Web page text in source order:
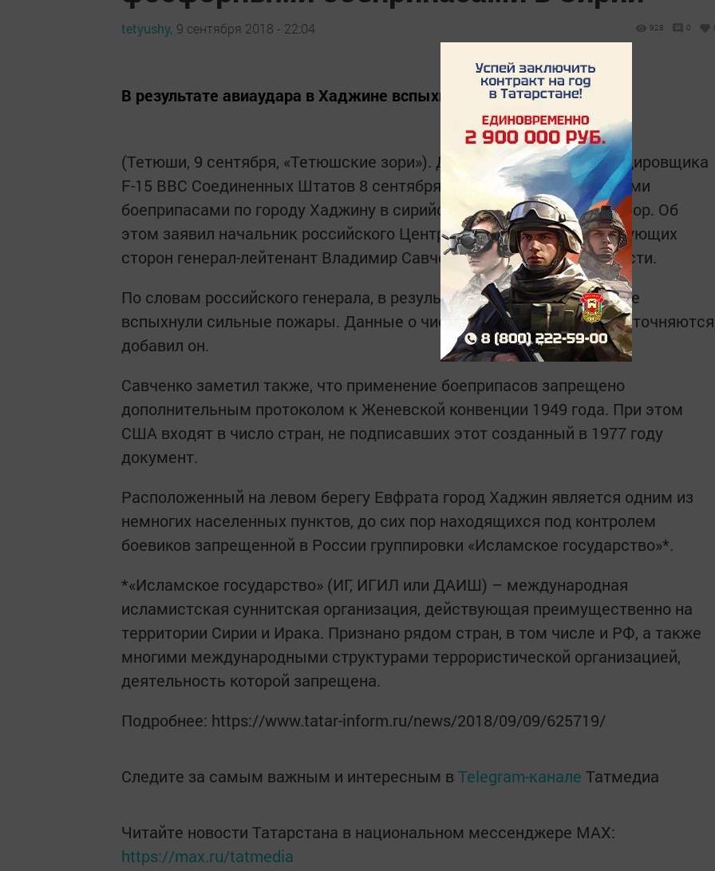
tetyushy, 9 сентября 2018 - 22:04 928 0
В результате авиаудара в Хаджине вспыхнули сильные пожары.
(Тетюши, 9 сентября, «Тетюшские зори»). Два истребителя-бомбардировщика
F-15 ВВС Соединенных Штатов 8 сентября нанесли удар фосфорными
боеприпасами по городу Хаджину в сирийской провинции Дейр-эз-Зор. Об
этом заявил начальник российского Центра по примирению враждующих
сторон генерал-лейтенант Владимир Савченко, передает РИА Новости.
По словам российского генерала, в результате авиаудара в Хаджине
вспыхнули сильные пожары. Данные о числе погибших и раненых
добавил он.
Савченко заметил также, что применение боеприпасов запрещено
дополнительным протоколом к Женевской конвенции 1949 года. При этом
США входят в число стран, не подписавших этот созданный в 1977 году
документ.
Расположенный на левом берегу Евфрата город Хаджин является одним из
немногих населенных пунктов, до сих пор находящихся под контролем
боевиков запрещенной в России группировки «Исламское государство»*.
*«Исламское государство» (ИГ, ИГИЛ или ДАИШ) – международная
исламистская суннитская организация, действующая преимущественно на
территории Сирии и Ирака. Признано рядом стран, в том числе и РФ, а также
многими международными структурами террористической организацией,
деятельность которой запрещена.
Подробнее: https://www.tatar-inform.ru/news/2018/09/09/625719/
Следите за самым важным и интересным в Telegram-канале Татмедиа
Читайте новости Татарстана в национальном мессенджере MАХ:
https://max.ru/tatmedia